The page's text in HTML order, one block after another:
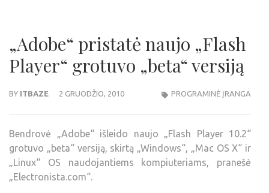
„Adobe“ pristatė naujo „Flash
Player“ grotuvo „beta“ versiją
BY ITBAZE 2 GRUODŽIO, 2010 PROGRAMINĖ ĮRANGA
Bendrovė „Adobe“ išleido naujo „Flash Player 10.2“
grotuvo „beta“ versiją, skirtą „Windows“, „Mac OS X“ ir
„Linux“ OS naudojantiems kompiuteriams, pranešė
„Electronista.com“.